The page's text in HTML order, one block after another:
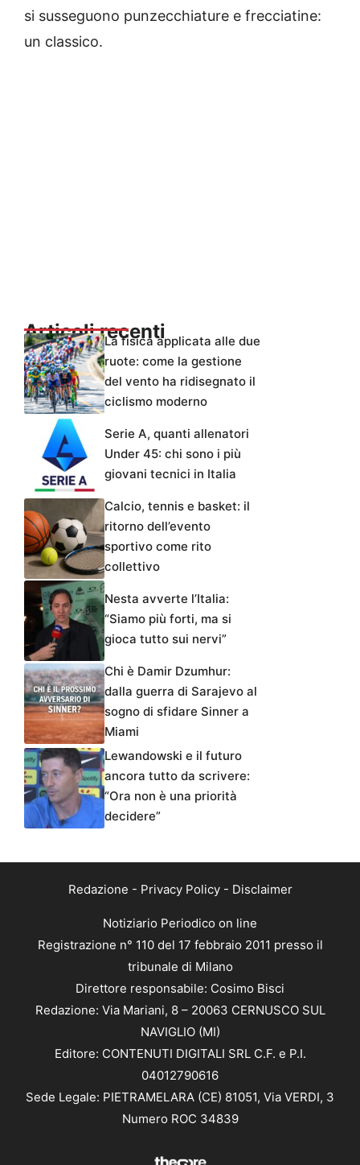
si susseguono punzecchiature e frecciatine:
un classico.
Articoli recentiLa fisica applicata alle due
ruote: come la gestione
del vento ha ridisegnato il
ciclismo moderno
Serie A, quanti allenatori
Under 45: chi sono i più
giovani tecnici in Italia
Calcio, tennis e basket: il
ritorno dell’evento
sportivo come rito
collettivo
Nesta avverte l’Italia:
“Siamo più forti, ma si
gioca tutto sui nervi”
Chi è Damir Dzumhur:
dalla guerra di Sarajevo al
sogno di sfidare Sinner a
Miami
Lewandowski e il futuro
ancora tutto da scrivere:
“Ora non è una priorità
decidere”
Redazione - Privacy Policy- Disclaimer
Notiziario Periodico on line
Registrazione n° 110 del 17 febbraio 2011 presso il
tribunale di Milano
Direttore responsabile: Cosimo Bisci
Redazione: Via Mariani, 8 – 20063 CERNUSCO SUL
NAVIGLIO (MI)
Editore: CONTENUTI DIGITALI SRL C.F. e P.I.
04012790616
Sede Legale: PIETRAMELARA (CE) 81051, Via VERDI, 3
Numero ROC 34839